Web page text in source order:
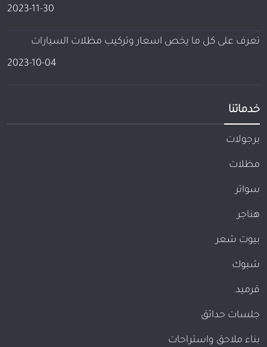
2023-11-30
تعرف على كل ما يخص اسعار وتركيب مظلات السيارات
2023-10-04
خدماتنا
برجولات
مظلات
سواتر
هناجر
بيوت شعر
شبوك
قرميد
جلسات حدائق
بناء ملاحق واستراحات